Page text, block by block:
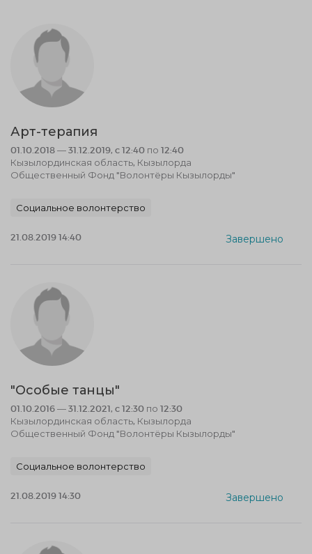
Арт-терапия
01.10.2018 — 31.12.2019, c 12:40 по 12:40
Кызылординская область, Кызылорда
Общественный Фонд "Волонтёры Кызылорды"
Социальное волонтерство
21.08.2019 14:40 Завершено
"Особые танцы"
01.10.2016 — 31.12.2021, c 12:30 по 12:30
Кызылординская область, Кызылорда
Общественный Фонд "Волонтёры Кызылорды"
Социальное волонтерство
21.08.2019 14:30 Завершено